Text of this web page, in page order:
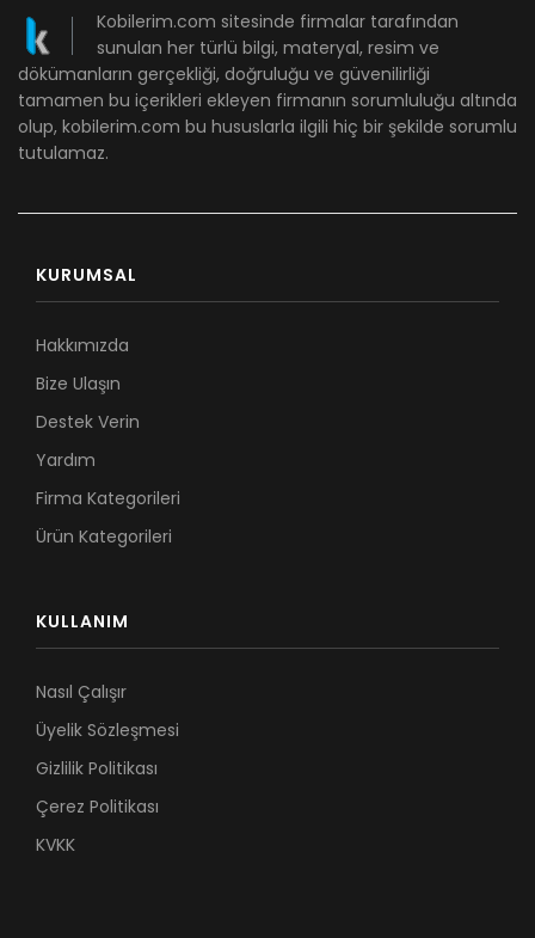
Kobilerim.com sitesinde firmalar tarafından
sunulan her türlü bilgi, materyal, resim ve
dökümanların gerçekliği, doğruluğu ve güvenilirliği
tamamen bu içerikleri ekleyen firmanın sorumluluğu altında
olup, kobilerim.com bu hususlarla ilgili hiç bir şekilde sorumlu
tutulamaz.
KURUMSAL
Hakkımızda
Bize Ulaşın
Destek Verin
Yardım
Firma Kategorileri
Ürün Kategorileri
KULLANIM
Nasıl Çalışır
Üyelik Sözleşmesi
Gizlilik Politikası
Çerez Politikası
KVKK